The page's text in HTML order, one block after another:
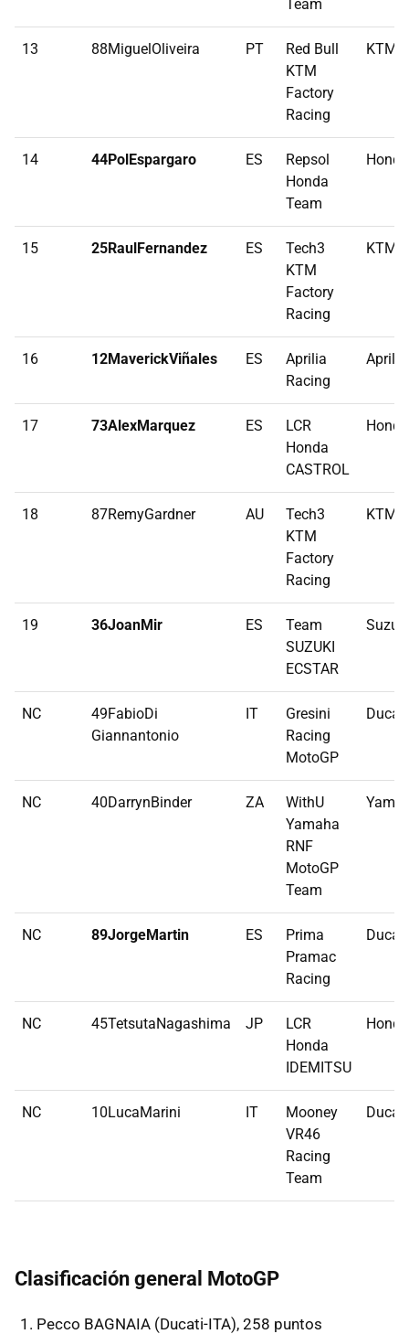
Team
13 88MiguelOliveira PT
Red Bull
KTM
Factory
Racing
KTM
14 44PolEspargaro ES
Repsol
Honda
Team
Honda
15 25RaulFernandez ES
Tech3
KTM
Factory
Racing
KTM
16 12MaverickViñales ES
Aprilia
Racing
Aprilia
17 73AlexMarquez ES
LCR
Honda
CASTROL
Honda
18 87RemyGardner AU
Tech3
KTM
Factory
Racing
KTM
19 36JoanMir ES
Team
SUZUKI
ECSTAR
Suzuki
NC
49FabioDi
Giannantonio
IT
Gresini
Racing
MotoGP
Ducati
NC 40DarrynBinder ZA
WithU
Yamaha
RNF
MotoGP
Team
NC 89JorgeMartin ES
Prima
Pramac
Racing
Ducati
NC 45TetsutaNagashima JP
LCR
Honda
IDEMITSU
Honda
NC 10LucaMarini IT
Mooney
VR46
Racing
Team
Ducati
Clasificación general MotoGP
Pecco BAGNAIA (Ducati-ITA), 258 puntos